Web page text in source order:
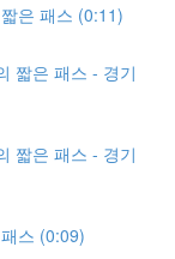
은 패스 (0:11)
짧은 패스 - 경기
짧은 패스 - 경기
스 (0:09)